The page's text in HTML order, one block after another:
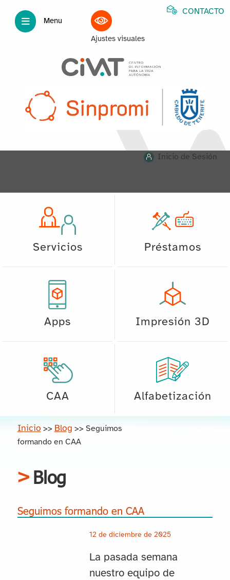
Menu
Ajustes visuales
CONTACTO
Inicio de Sesión
Servicios Préstamos
Apps Impresión 3D
CAA Alfabetización
Inicio >> Blog >> Seguimos
formando en CAA
Blog
Seguimos formando en CAA
12 de diciembre de 2025
La pasada semana
nuestro equipo de